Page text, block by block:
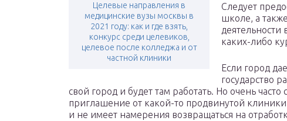
Целевые направления в
медицинские вузы москвы в
2021 году: как и где взять,
конкурс среди целевиков,
целевое после колледжа и от
частной клиники
Следует
школе, а
каких-либо
Если город
государство
свой город и будет там работать. Но очень часто
приглашение от какой-то продвинутой
и не имеет намерения возвращаться на